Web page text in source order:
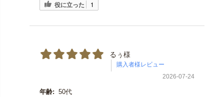
役に立った 1
るぅ様
2026-07-24
年齢: 50代